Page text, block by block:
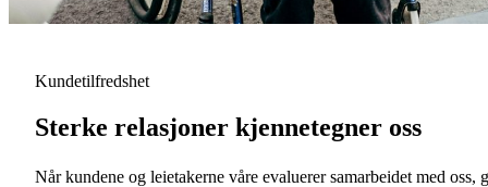
Kundetilfredshet
Sterke relasjoner kjennetegner oss
Når kundene og leietakerne våre evaluerer samarbeidet med oss,